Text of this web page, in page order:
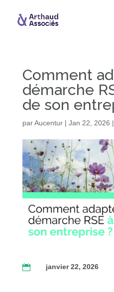
Comment
démarche
de son
parAucentur| Jan 22, 2026 |
 janvier 22, 2026